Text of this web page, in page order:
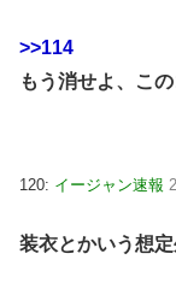
>>114
もう消せよ、こ
120: イージャン速報
装衣とかいう想